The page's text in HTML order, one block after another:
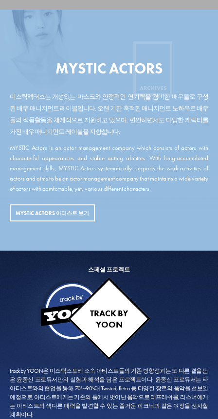
MYSTIC ACTORS
미스틱액터스는 개성있는 마스크와 안정적인 연기력을 겸비한 배우들로 구성
된 배우 매니지먼트 레이블입니다. 오랜 기간 축적된 매니지먼트 노하우로 배우
들의 작품활동을 체계적으로 지원하고 있으며, 편안하면서도 다양한 캐릭터를
가진 배우 매니지먼트 레이블을 지향합니다.
MYSTIC Actors is an actor management company which consists of actors with
characterful appearances and stable acting abilities. With long-accumulated
management skills, MYSTIC Actors systematically supports the work activities of
actors and aims to be an actor management company that maintains a wide variety
of actors with comfortable, yet, various different characters.
MYSTIC ACTORS 아티스트 보기
ARCHIVES
스페셜 프로젝트
TRACK BY
YOON
track by YOON은 미스틱스토리 소속 아티스트들의 기존 방향성과는 또 다른 결을 담
은 윤종신 프로듀서만의 실험과 해석을 담은 프로젝트이다. 윤종신 프로듀서는 타
아티스트와의 협업을 통해 70's~90’s대 Twisted, Retro 등 다양한 장르의 음악을 선보일
예정으로, 아티스트에게는 기존의 틀에서 벗어난 음악으로 리프레쉬를, 리스너에게
는 아티스트의 색다른 매력을 발견할 수 있는 즐거운 피크닉과 같은 여정을 선사할
계획이다.